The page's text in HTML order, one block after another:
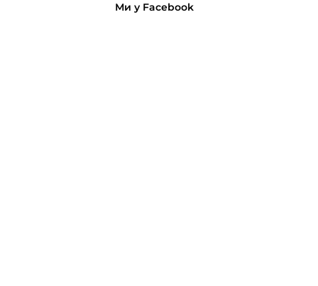
Ми у Facebook